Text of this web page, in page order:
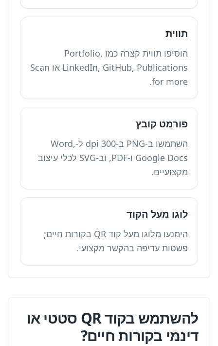
תווית
הוסיפו תווית קצרה כמו Portfolio,
LinkedIn, GitHub, Publications או Scan
for more.
פורמט קובץ
השתמשו ב-PNG ב-300 dpi ל-Word,
Google Docs ו-PDF, וב-SVG לכלי עיצוב
מקצועיים.
לוגו מעל הקוד
הימנעו מלוגו מעל קוד QR בקורות חיים;
פשטות עדיפה בהקשר מקצועי.
להשתמש בקוד QR סטטי או
דינמי בקורות חיים?